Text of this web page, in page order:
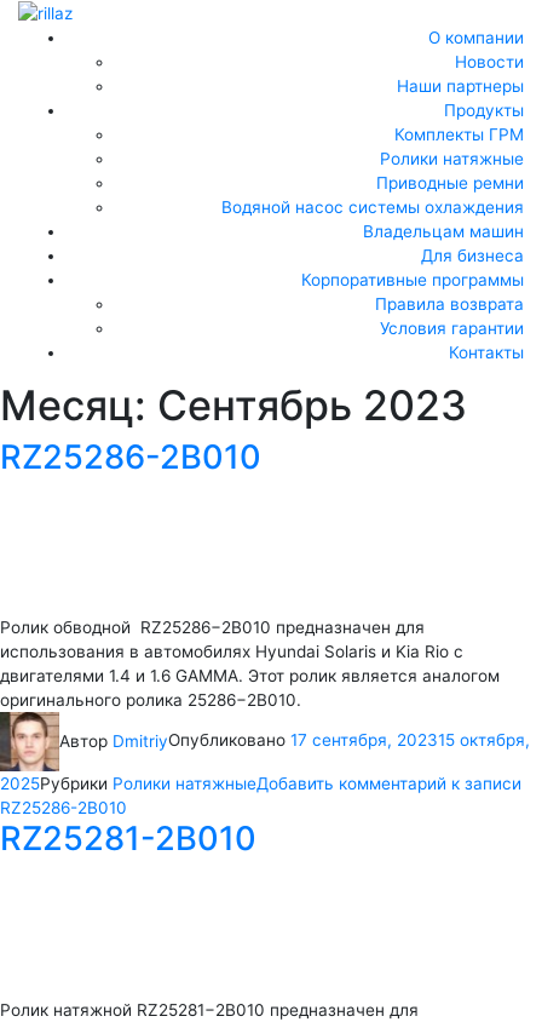
О компании
Новости
Наши партнеры
Продукты
Комплекты ГРМ
Ролики натяжные
Приводные ремни
Водяной насос системы охлаждения
Владельцам машин
Для бизнеса
Корпоративные программы
Правила возврата
Условия гарантии
Контакты
Месяц: Сентябрь 2023
RZ25286-2B010
Ролик обводной RZ25286−2B010 предназначен для
использования в автомобилях Hyundai Solaris и Kia Rio с
двигателями 1.4 и 1.6 GAMMA. Этот ролик является аналогом
оригинального ролика 25286−2B010.
Автор DmitriyОпубликовано 17 сентября, 202315 октября,
2025Рубрики Ролики натяжныеДобавить комментарий к записи
RZ25286-2B010
RZ25281-2B010
Ролик натяжной RZ25281−2B010 предназначен для